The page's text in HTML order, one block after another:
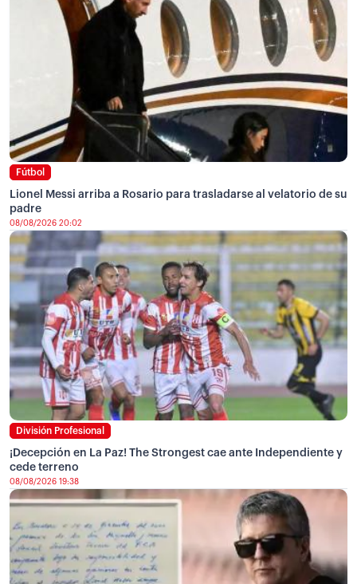
Fútbol
Lionel Messi arriba a Rosario para trasladarse al velatorio de su
padre
08/08/2026 20:02
División Profesional
¡Decepción en La Paz! The Strongest cae ante Independiente y
cede terreno
08/08/2026 19:38